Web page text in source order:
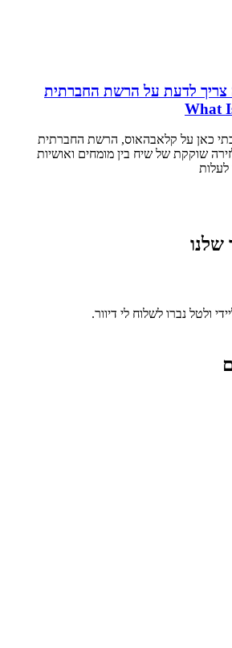
צריך לדעת על הרשת החברתית
כאן על קלאבהאוס, הרשת החברתית
שוקקת של שיח בין מומחים ואושיות
לעלות
שלנו
ולטל נברו לשלוח לי דיוור.